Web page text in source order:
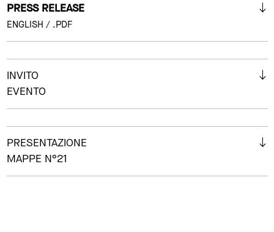
PRESS RELEASE
ENGLISH / .PDF
INVITO
EVENTO
PRESENTAZIONE
MAPPE N°21